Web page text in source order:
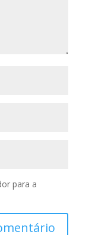
para a